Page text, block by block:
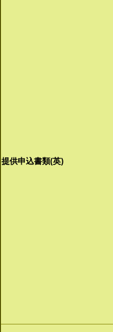
提供申込書類(英)